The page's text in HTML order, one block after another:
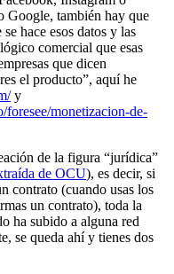
Google, también hay que
hace esos datos y las
comercial que esas
que dicen
el producto”, aquí he
y
monetizacion-de-
de la figura “jurídica”
de OCU), es decir, si
contrato (cuando usas los
un contrato), toda la
ha subido a alguna red
se queda ahí y tienes dos